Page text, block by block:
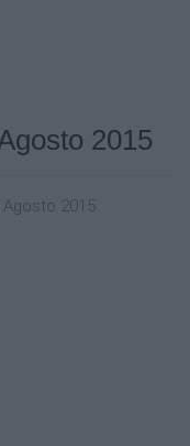
2015
2015